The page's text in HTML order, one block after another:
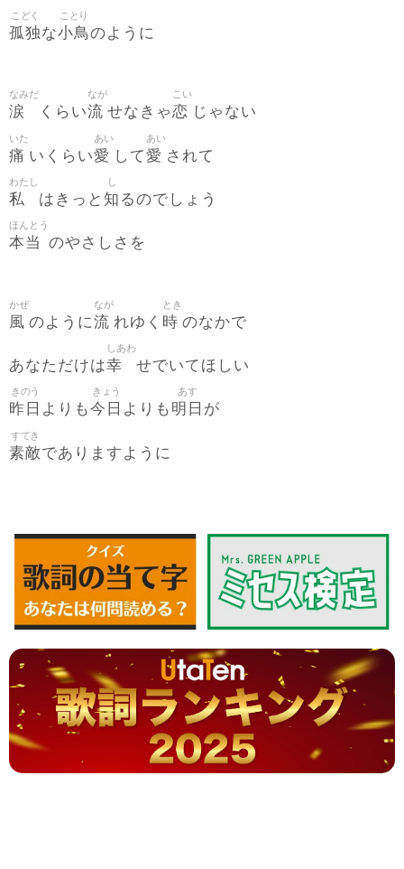
孤独
こどく
な小鳥
ことり
のように
涙
なみだ
くらい流
なが
せなきゃ恋
こい
じゃない
痛
いた
いくらい愛
あい
して愛
あい
されて
私
わたし
はきっと 知
し
るのでしょう
本当
ほんとう
のやさしさを
風
かぜ
のように流
なが
れゆく 時
とき
のなかで
あなただけは幸
しあわ
せでいてほしい
昨日
きのう
よりも今日
きょう
よりも 明日
あす
が
素敵
すてき
でありますように